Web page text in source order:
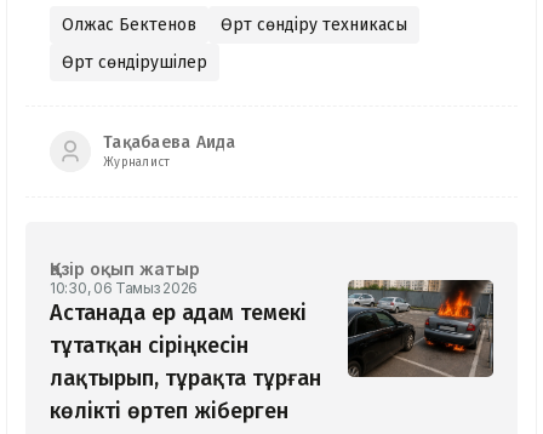
Олжас Бектенов
Өрт сөндіру техникасы
Өрт сөндірушілер
Тақабаева Аида
Журналист
Қазір оқып жатыр
10:30, 06 Тамыз 2026
Астанада ер адам темекі
тұтатқан сіріңкесін
лақтырып, тұрақта тұрған
көлікті өртеп жіберген